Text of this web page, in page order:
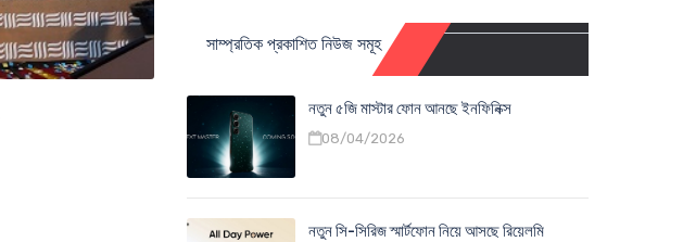
সাম্প্রতিক প্রকাশিত নিউজ সমূহ
নতুন ৫জি মাস্টার ফোন আনছে ইনফিনিক্স
08/04/2026
নতুন সি-সিরিজ স্মার্টফোন নিয়ে আসছে রিয়েলমি